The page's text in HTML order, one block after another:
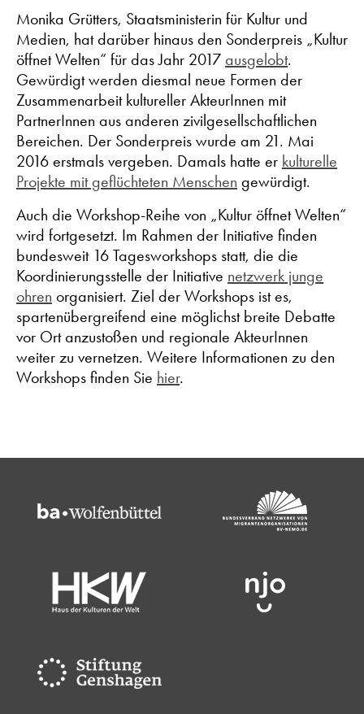
Monika Grütters, Staatsministerin für Kultur und
Medien, hat darüber hinaus den Sonderpreis „Kultur
öffnet Welten“ für das Jahr 2017 ausgelobt.
Gewürdigt werden diesmal neue Formen der
Zusammenarbeit kultureller AkteurInnen mit
PartnerInnen aus anderen zivilgesellschaftlichen
Bereichen. Der Sonderpreis wurde am 21. Mai
2016 erstmals vergeben. Damals hatte er kulturelle
Projekte mit geflüchteten Menschen gewürdigt.
Auch die Workshop-Reihe von „Kultur öffnet Welten“
wird fortgesetzt. Im Rahmen der Initiative finden
bundesweit 16 Tagesworkshops statt, die die
Koordinierungsstelle der Initiative netzwerk junge
ohren organisiert. Ziel der Workshops ist es,
spartenübergreifend eine möglichst breite Debatte
vor Ort anzustoßen und regionale AkteurInnen
weiter zu vernetzen. Weitere Informationen zu den
Workshops finden Sie hier.